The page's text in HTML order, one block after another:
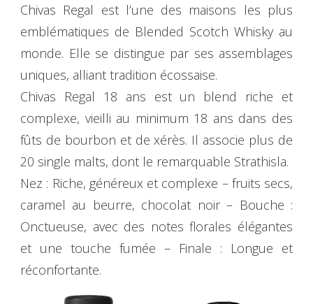
Chivas Regal est l’une des maisons les plus
emblématiques de Blended Scotch Whisky au
monde. Elle se distingue par ses assemblages
uniques, alliant tradition écossaise.
Chivas Regal 18 ans est un blend riche et
complexe, vieilli au minimum 18 ans dans des
fûts de bourbon et de xérès. Il associe plus de
20 single malts, dont le remarquable Strathisla.
Nez : Riche, généreux et complexe – fruits secs,
caramel au beurre, chocolat noir – Bouche :
Onctueuse, avec des notes florales élégantes
et une touche fumée – Finale : Longue et
réconfortante.